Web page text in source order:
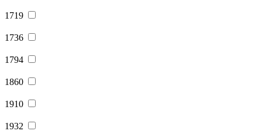
1719
1736
1794
1860
1910
1932